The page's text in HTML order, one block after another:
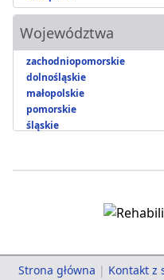
Województwa
zachodniopomorskie
dolnośląskie
małopolskie
pomorskie
śląskie
Strona główna | Kontakt z